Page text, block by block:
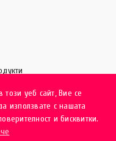
уеб сайт, Вие се
използвате с нашата
и бисквитки.